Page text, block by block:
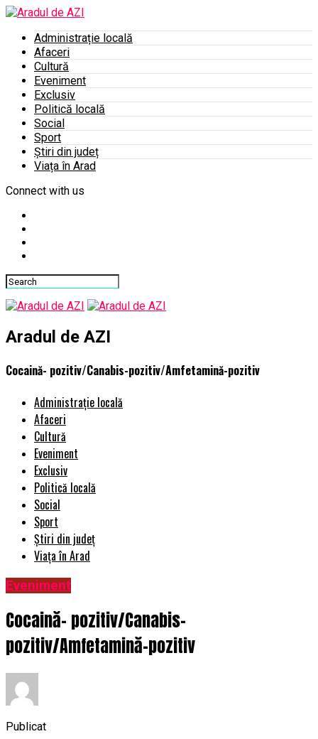
Administrație locală
Afaceri
Cultură
Eveniment
Exclusiv
Politică locală
Social
Sport
Știri din județ
Viața în Arad
Connect with us
Aradul de AZI
Cocaină- pozitiv/Canabis-pozitiv/Amfetamină-pozitiv
Administrație locală
Afaceri
Cultură
Eveniment
Exclusiv
Politică locală
Social
Sport
Știri din județ
Viața în Arad
Eveniment
Cocaină- pozitiv/Canabis-
pozitiv/Amfetamină-pozitiv
Publicat